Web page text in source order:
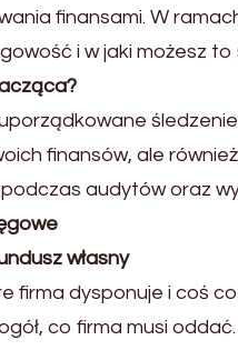
finansami. W
i w jaki możesz
finansów, ale
audytów oraz
własny
firma dysponuje i coś
co firma musi